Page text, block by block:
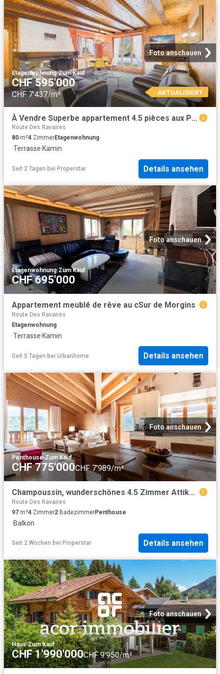
Foto anschauen
Etagenwohnung·Zum Kauf
CHF 595'000
CHF 7'437/m² AKTUALISIERT
À Vendre Superbe appartement 4.5 pièces aux Portes du Soleil à Morgins
Route Des Ravaires
80 m²4 ZimmerEtagenwohnung
·Terrasse·Kamin
Seit 2 Tagen bei Properstar Details ansehen
Foto anschauen
Etagenwohnung·Zum Kauf
CHF 695'000
Appartement meublé de rêve au cSur de Morgins
Route Des Ravaires
Etagenwohnung
·Terrasse·Kamin
Seit 5 Tagen bei Urbanhome Details ansehen
Foto anschauen
Penthouse·Zum Kauf
CHF 775'000CHF 7'989/m²
Champoussin, wunderschönes 4.5 Zimmer Attikageschoss
Route Des Ravaires
97 m²4 Zimmer2 BadezimmerPenthouse
·Balkon
Seit 2 Wochen bei Properstar Details ansehen
Foto anschauen
Haus·Zum Kauf
CHF 1'990'000CHF 9'950/m²